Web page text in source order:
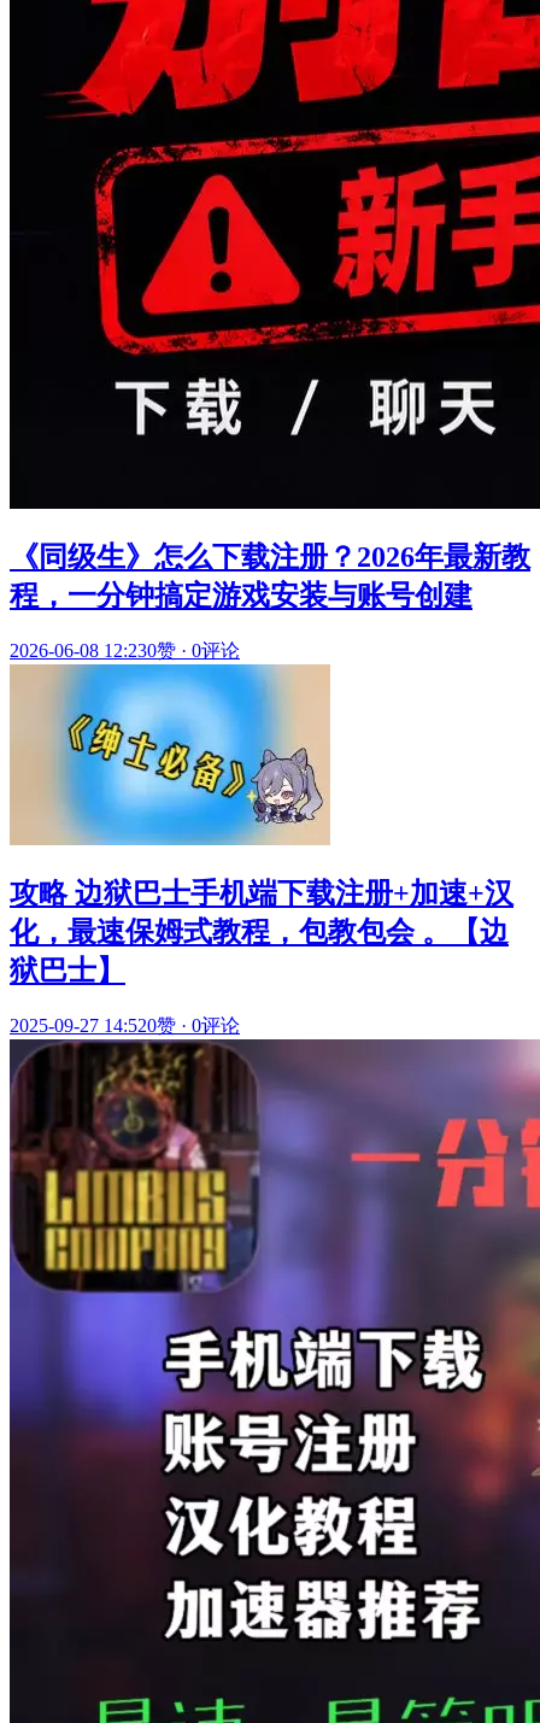
《同级生》怎么下载注册？2026年最新教
程，一分钟搞定游戏安装与账号创建
2026-06-08 12:230赞 · 0评论
攻略 边狱巴士手机端下载注册+加速+汉
化，最速保姆式教程，包教包会 。【边
狱巴士】
2025-09-27 14:520赞 · 0评论